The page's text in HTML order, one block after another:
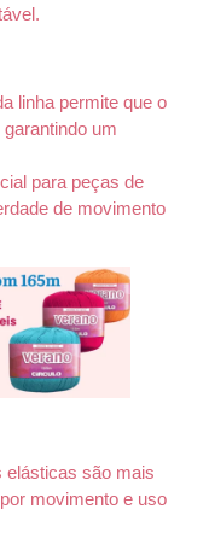
linha permite que o
um
para peças de
de movimento
elásticas são mais
movimento e uso